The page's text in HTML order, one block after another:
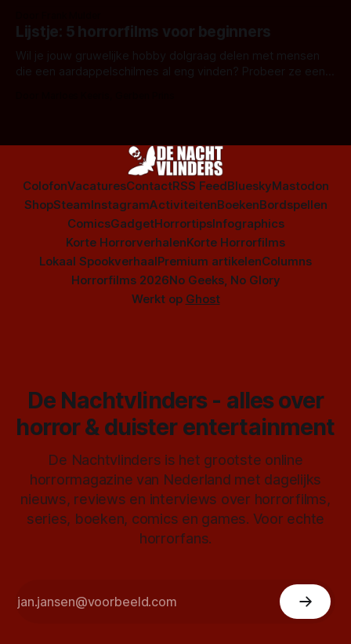
Amsterdamned of The Johnsons. Maar Nederlandse horror
is niet beperkt tot films. Hier een aantal Nederlandse tv-
series uit het duistere of horrorgenre. Als
Lijstje: 5 horrorfilms voor beginners
Wil je jouw gruwelijke hobby dolgraag delen met mensen
die een aardappelschilmes al eng vinden? Probeer ze eens
ColofonVacaturesContactRSS FeedBlueskyMastodon
ShopSteamInstagramActiviteitenBoekenBordspellen
ComicsGadgetHorrortipsInfographics
Korte HorrorverhalenKorte Horrorfilms
Lokaal SpookverhaalPremium artikelenColumns
Horrorfilms 2026No Geeks, No Glory
Werkt op Ghost
De Nachtvlinders - alles over
horror & duister entertainment
De Nachtvlinders is het grootste online
horrormagazine van Nederland met dagelijks
nieuws, reviews en interviews over horrorfilms,
series, boeken, comics en games. Voor echte
horrorfans.